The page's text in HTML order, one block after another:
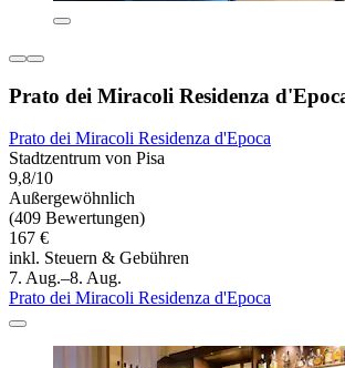
Prato dei Miracoli Residenza
Prato dei Miracoli Residenza d'Epoca
Stadtzentrum von Pisa
9,8/10
Außergewöhnlich
(409 Bewertungen)
167 €
inkl. Steuern & Gebühren
7. Aug.–8. Aug.
Prato dei Miracoli Residenza d'Epoca